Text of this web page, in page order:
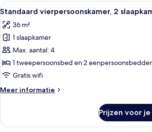
Alle
foto's
voor
Standaard
vierpersoonskamer,
2
slaapkamers
Een
5
Standaard vierpersoonskamer, 2
36 m²
1 slaapkamer
Max. aantal: 4
1 tweepersoonsbed en 2
Gratis wifi
Meer informatie
Meer
vierpersoonskamer,
Prijzen voor